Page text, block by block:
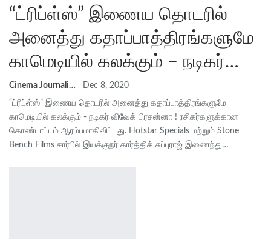
“ட்ரிப்ள்ஸ்” இணைய தொடரில்
அனைத்து கதாப்பாத்திரங்களுமே
காமெடியில் கலக்கும் – நடிகர்…
Cinema Journalist Union Dec 8, 2020
“ட்ரிப்ள்ஸ்” இணைய தொடரில் அனைத்து கதாப்பாத்திரங்களுமே
காமெடியில் கலக்கும் - நடிகர் விவேக் பிரசன்னா ! ரசிகர்களுக்கான
கொண்டாட்டம் ஆரம்பமாகிவிட்டது. Hotstar Specials மற்றும் Stone
Bench Films சார்பில் இயக்குநர் கார்த்திக் சுப்புராஜ் இணைந்து…